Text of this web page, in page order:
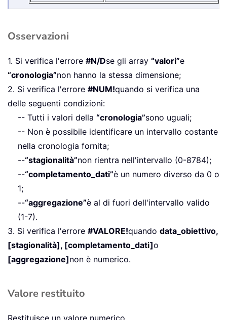
Osservazioni
1. Si verifica l'errore #N/Dse gli array “valori”e
“cronologia”non hanno la stessa dimensione;
2. Si verifica l'errore #NUM!quando si verifica una
delle seguenti condizioni:
-- Tutti i valori della “cronologia”sono uguali;
-- Non è possibile identificare un intervallo costante
nella cronologia fornita;
--“stagionalità”non rientra nell'intervallo (0-8784);
--“completamento_dati”è un numero diverso da 0 o
1;
--“aggregazione”è al di fuori dell'intervallo valido
(1-7).
3. Si verifica l'errore #VALORE!quando data_obiettivo,
[stagionalità], [completamento_dati]o
[aggregazione]non è numerico.
Valore restituito